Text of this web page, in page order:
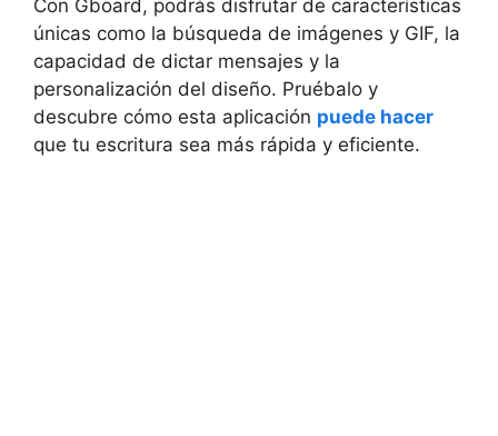
Con Gboard, podrás disfrutar de características
únicas como la‌ búsqueda de imágenes y GIF, la
capacidad de⁢ dictar mensajes y la
personalización del diseño. Pruébalo y
descubre cómo esta⁣ aplicación puede hacer
‌que tu⁤ escritura​ sea más‍ rápida ‌y eficiente.